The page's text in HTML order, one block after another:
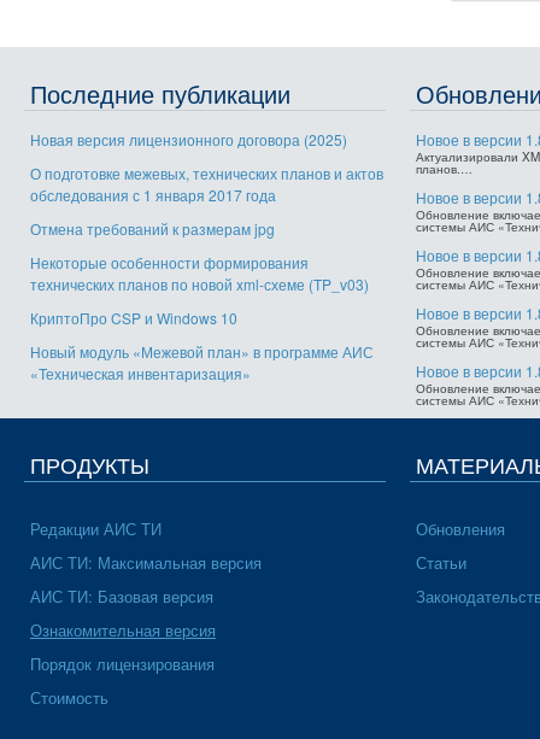
Последние публикации
Новая версия лицензионного договора (2025)
О подготовке межевых, технических планов и актов
обследования с 1 января 2017 года
Отмена требований к размерам jpg
Некоторые особенности формирования
технических планов по новой xml-схеме (TP_v03)
КриптоПро CSP и Windows 10
Новый модуль «Межевой план» в программе АИС
«Техническая инвентаризация»
Новое в версии
Актуализировали
планов.…
Новое в версии
Обновление
системы АИС
Новое в версии
Обновление
системы АИС
Новое в версии
Обновление
системы АИС
Новое в версии
Обновление
системы АИС
ПРОДУКТЫ
Редакции АИС ТИ
АИС ТИ: Максимальная версия
АИС ТИ: Базовая версия
Ознакомительная версия
Порядок лицензирования
Стоимость
Обновления
Статьи